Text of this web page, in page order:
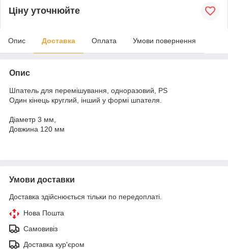
Ціну уточнюйте
Опис Доставка Оплата Умови повернення
Опис
Шпатель для перемішування, одноразовий, PS
Один кінець круглий, інший у формі шпателя.
Діаметр 3 мм,
Довжина 120 мм
Умови доставки
Доставка здійснюється тільки по передоплаті.
Нова Пошта
Самовивіз
Доставка кур'єром